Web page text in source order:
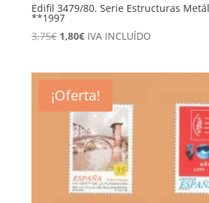
Edifil 3479/80. Serie Estructuras
**1997
3,75€ El
3,75€.
1,80€El
1,80€.
IVA INCLUÍDO
¡Oferta!